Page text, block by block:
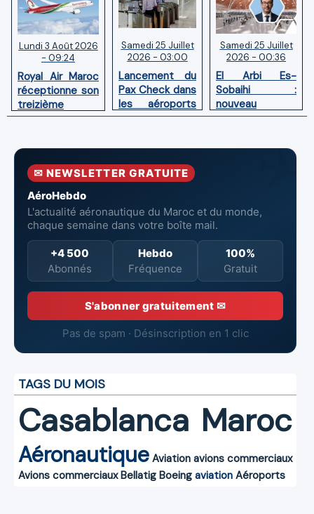
Lundi 3 Août 2026
- 09:24
Royal Air Maroc
réceptionne son
treizième
Boeing 787
Samedi 25 Juillet
2026 - 03:00
Lancement du
Pax Check dans
les aéroports
du Maroc
Samedi 25 Juillet
2026 - 00:36
El Arbi Es-
Sobaihi :
nouveau
directeur à la
l’Aéroport
Mohammed V
✉ NEWSLETTER GRATUITE
AéroHebdo
L'actualité aéronautique du Maroc et du monde,
chaque semaine dans votre boîte mail.
+4 500
Abonnés
Hebdo
Fréquence
100%
Gratuit
S'abonner gratuitement ✉
Pas de spam · Désinscription en 1 clic
TAGS DU MOIS
Casablanca Maroc
Aéronautique Aviation avions commerciaux
Avions commerciaux Bellatig Boeing aviation Aéroports